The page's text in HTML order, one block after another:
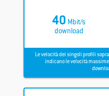
40 Mbit/s
download
Le velocità dei singoli profili
indicano le velocità